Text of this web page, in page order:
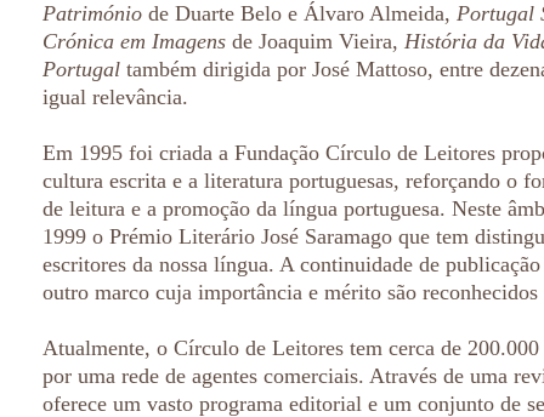
Património de Duarte Belo e Álvaro Almeida, Portugal
Crónica em Imagens de Joaquim Vieira, História da
Portugal também dirigida por José Mattoso, entre
igual relevância.
Em 1995 foi criada a Fundação Círculo de Leitores
cultura escrita e a literatura portuguesas, reforçando o
de leitura e a promoção da língua portuguesa. Neste
1999 o Prémio Literário José Saramago que tem
escritores da nossa língua. A continuidade de
outro marco cuja importância e mérito são
Atualmente, o Círculo de Leitores tem cerca de 200.000
por uma rede de agentes comerciais. Através de uma
oferece um vasto programa editorial e um conjunto de